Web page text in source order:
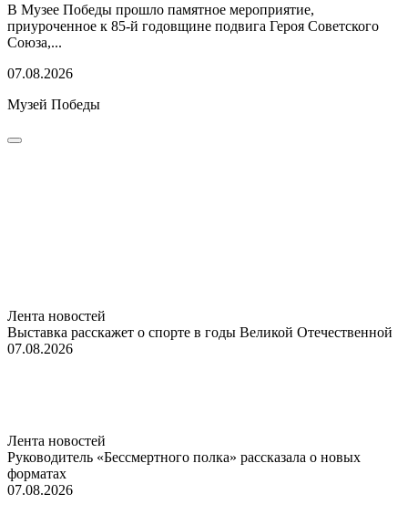
В Музее Победы прошло памятное мероприятие,
приуроченное к 85-й годовщине подвига Героя Советского
Союза,...
07.08.2026
Музей Победы
Лента новостей
Выставка расскажет о спорте в годы Великой Отечественной
07.08.2026
Лента новостей
Руководитель «Бессмертного полка» рассказала о новых
форматах
07.08.2026